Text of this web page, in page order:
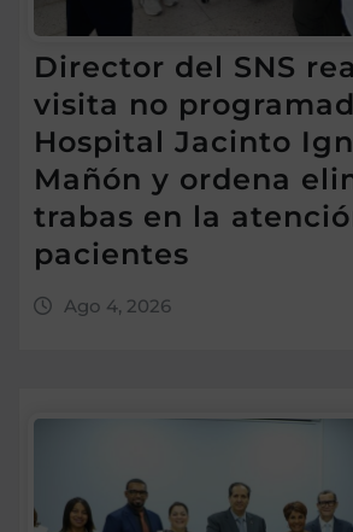
Director del SNS
visita no
Hospital Jacinto
Mañón y ordena
trabas en la
pacientes
Ago 4, 2026